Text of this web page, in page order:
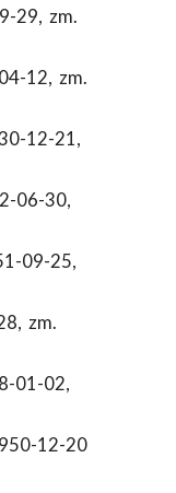
29, zm.
12, zm.
12-21,
06-30,
09-25,
, zm.
01-02,
12-20